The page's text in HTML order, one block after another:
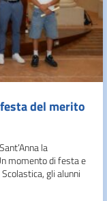
del merito
la
momento di festa e
gli alunni